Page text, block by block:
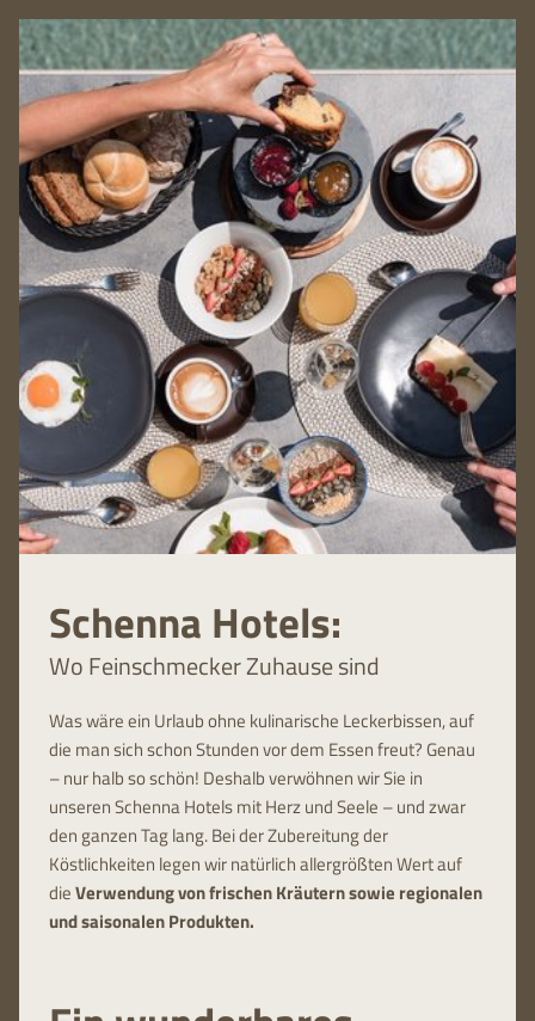
Schenna Hotels:
Wo Feinschmecker Zuhause sind
Was wäre ein Urlaub ohne kulinarische Leckerbissen, auf
die man sich schon Stunden vor dem Essen freut? Genau
– nur halb so schön! Deshalb verwöhnen wir Sie in
unseren Schenna Hotels mit Herz und Seele – und zwar
den ganzen Tag lang. Bei der Zubereitung der
Köstlichkeiten legen wir natürlich allergrößten Wert auf
dieVerwendung von frischen Kräutern sowie regionalen
und saisonalen Produkten.